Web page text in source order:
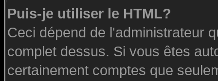
Puis-je utiliser le HTML?
Ceci dépend de l'administrateur
complet dessus. Si vous êtes
certainement comptes que